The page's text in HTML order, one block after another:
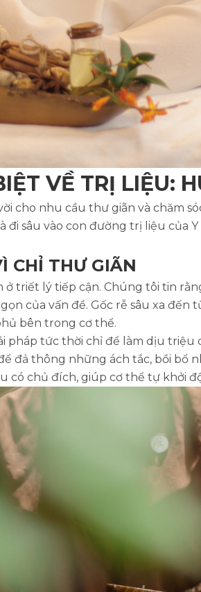
VỀ TRỊ LIỆU:
cho nhu cầu thư giãn và chăm
sâu vào con đường trị liệu của
CHỈ THƯ GIÃN
triết lý tiếp cận. Chúng tôi tin
của vấn đề. Gốc rễ sâu xa
bên trong cơ thể.
pháp tức thời chỉ để làm dịu
đả thông những ách tắc, bồi bổ
có chủ đích, giúp cơ thể tự khởi